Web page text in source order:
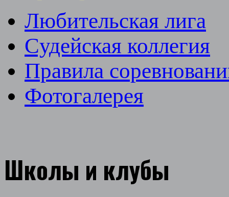
Любительская лига
Cудейская коллегия
Правила
Фотогалерея
Школы и клубы